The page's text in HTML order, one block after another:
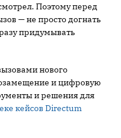
Поэтому перед
— не просто догнать
придумывать
нового
и цифровую
и решения для
кейсов Directum